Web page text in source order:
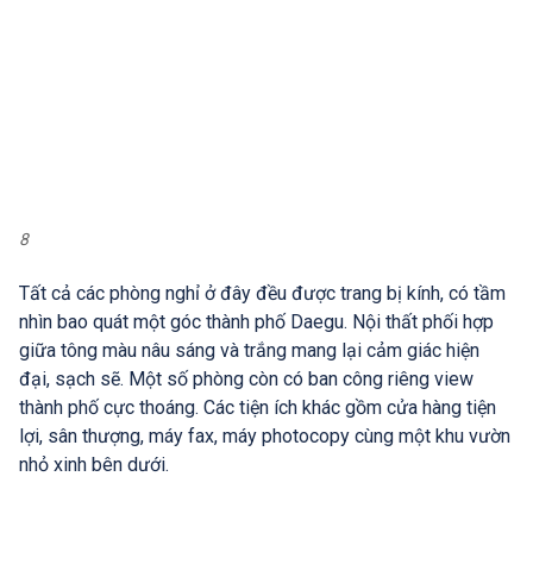
8
Tất cả các phòng nghỉ ở đây đều được trang bị kính, có tầm
nhìn bao quát một góc thành phố Daegu. Nội thất phối hợp
giữa tông màu nâu sáng và trắng mang lại cảm giác hiện
đại, sạch sẽ. Một số phòng còn có ban công riêng view
thành phố cực thoáng. Các tiện ích khác gồm cửa hàng tiện
lợi, sân thượng, máy fax, máy photocopy cùng một khu vườn
nhỏ xinh bên dưới.